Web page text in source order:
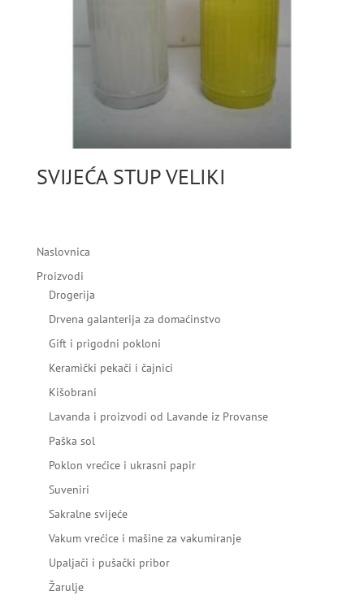
SVIJEĆA STUP VELIKI
Naslovnica
Proizvodi
Drogerija
Drvena galanterija za domaćinstvo
Gift i prigodni pokloni
Keramički pekači i čajnici
Kišobrani
Lavanda i proizvodi od Lavande iz Provanse
Paška sol
Poklon vrećice i ukrasni papir
Suveniri
Sakralne svijeće
Vakum vrećice i mašine za vakumiranje
Upaljači i pušački pribor
Žarulje